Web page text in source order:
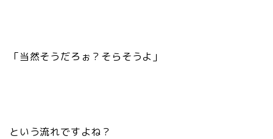
「当然そうだろぉ？そらそうよ」
という流れですよね？